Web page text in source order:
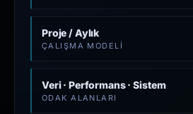
Proje / Aylık
ÇALIŞMA MODELI
Veri · Performans · Sistem
ODAK ALANLARI